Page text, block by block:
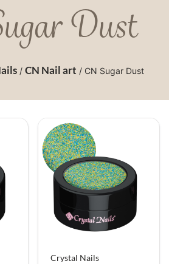
Dust
/ CN Nail art / CN Sugar Dust
Crystal Nails